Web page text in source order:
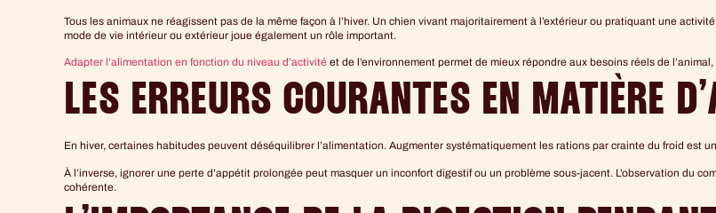
Tous les animaux ne réagissent pas de la même façon à l’hiver. Un chien vivant majoritairement à l’extérieur ou pratiquant une
mode de vie intérieur ou extérieur joue également un rôle important.
Adapter l’alimentation en fonction du niveau d’activité et de l’environnement permet de mieux répondre aux besoins réels de
LES ERREURS COURANTES EN MATIÈRE
En hiver, certaines habitudes peuvent déséquilibrer l’alimentation. Augmenter systématiquement les rations par crainte du froid est
À l’inverse, ignorer une perte d’appétit prolongée peut masquer un inconfort digestif ou un problème sous-jacent. L’observation du
cohérente.